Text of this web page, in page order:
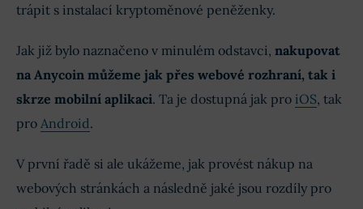
trápit s instalací kryptoměnové peněženky.
Jak již bylo naznačeno v minulém odstavci, nakupovat
na Anycoin můžeme jak přes webové rozhraní, tak i
skrze mobilní aplikaci. Ta je dostupná jak pro iOS, tak
pro Android.
V první řadě si ale ukážeme, jak provést nákup na
webových stránkách a následně jaké jsou rozdíly pro